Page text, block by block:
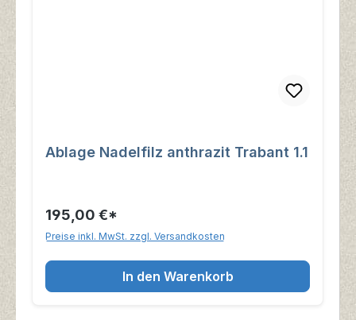
Ablage Nadelfilz anthrazit Trabant 1.1
195,00 €*
Preise inkl. MwSt. zzgl. Versandkosten
In den Warenkorb